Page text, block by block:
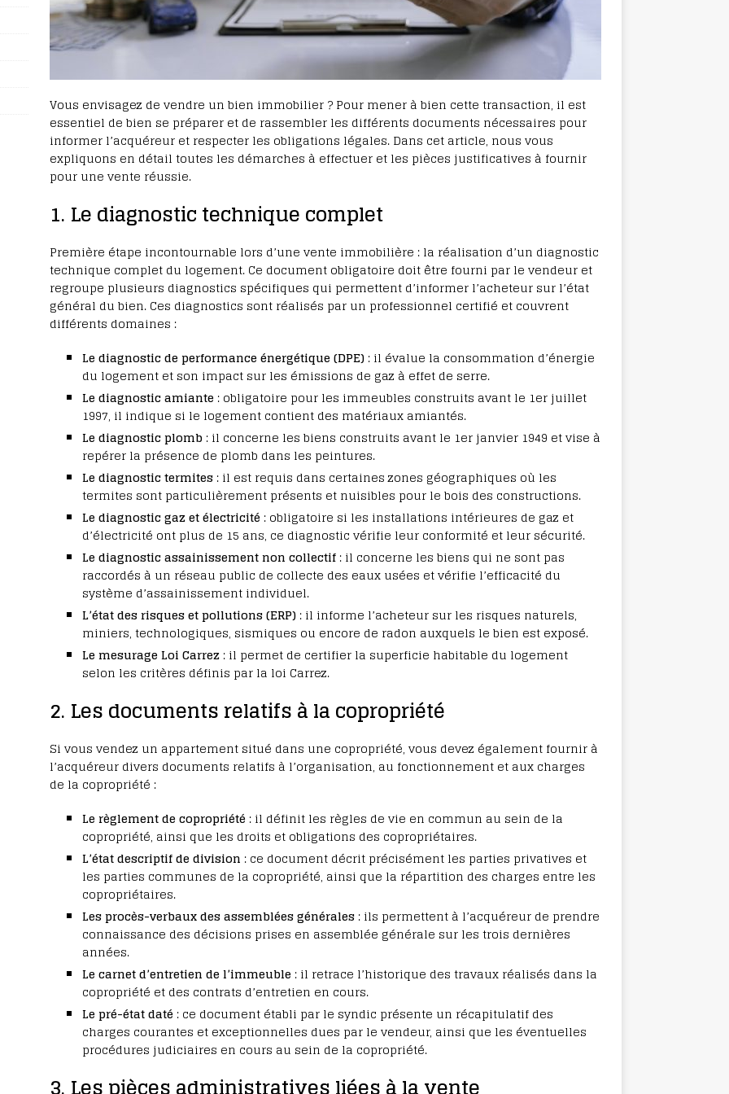
Vous envisagez de vendre un bien immobilier ? Pour mener à bien cette transaction, il est
essentiel de bien se préparer et de rassembler les différents documents nécessaires pour
informer l’acquéreur et respecter les obligations légales. Dans cet article, nous vous
expliquons en détail toutes les démarches à effectuer et les pièces justificatives à fournir
pour une vente réussie.
1. Le diagnostic technique complet
Première étape incontournable lors d’une vente immobilière : la réalisation d’un diagnostic
technique complet du logement. Ce document obligatoire doit être fourni par le vendeur et
regroupe plusieurs diagnostics spécifiques qui permettent d’informer l’acheteur sur l’état
général du bien. Ces diagnostics sont réalisés par un professionnel certifié et couvrent
différents domaines :
Le diagnostic de performance énergétique (DPE): il évalue la consommation d’énergie
du logement et son impact sur les émissions de gaz à effet de serre.
Le diagnostic amiante : obligatoire pour les immeubles construits avant le 1er juillet
1997, il indique si le logement contient des matériaux amiantés.
Le diagnostic plomb : il concerne les biens construits avant le 1er janvier 1949 et vise à
repérer la présence de plomb dans les peintures.
Le diagnostic termites: il est requis dans certaines zones géographiques où les
termites sont particulièrement présents et nuisibles pour le bois des constructions.
Le diagnostic gaz et électricité : obligatoire si les installations intérieures de gaz et
d’électricité ont plus de 15 ans, ce diagnostic vérifie leur conformité et leur sécurité.
Le diagnostic assainissement non collectif: il concerne les biens qui ne sont pas
raccordés à un réseau public de collecte des eaux usées et vérifie l’efficacité du
système d’assainissement individuel.
L’état des risques et pollutions (ERP): il informe l’acheteur sur les risques naturels,
miniers, technologiques, sismiques ou encore de radon auxquels le bien est exposé.
Le mesurage Loi Carrez: il permet de certifier la superficie habitable du logement
selon les critères définis par la loi Carrez.
2. Les documents relatifs à la copropriété
Si vous vendez un appartement situé dans une copropriété, vous devez également fournir à
l’acquéreur divers documents relatifs à l’organisation, au fonctionnement et aux charges
de la copropriété :
Le règlement de copropriété : il définit les règles de vie en commun au sein de la
copropriété, ainsi que les droits et obligations des copropriétaires.
L’état descriptif de division : ce document décrit précisément les parties privatives et
les parties communes de la copropriété, ainsi que la répartition des charges entre les
copropriétaires.
Les procès-verbaux des assemblées générales: ils permettent à l’acquéreur de prendre
connaissance des décisions prises en assemblée générale sur les trois dernières
années.
Le carnet d’entretien de l’immeuble : il retrace l’historique des travaux réalisés dans la
copropriété et des contrats d’entretien en cours.
Le pré-état daté : ce document établi par le syndic présente un récapitulatif des
charges courantes et exceptionnelles dues par le vendeur, ainsi que les éventuelles
procédures judiciaires en cours au sein de la copropriété.